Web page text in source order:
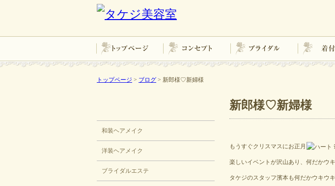
トップページ > ブログ > 新郎様♡新婦様
新郎様♡新婦様
もうすぐクリスマスにお正月
楽しいイベントが沢山あり、何だかウ
タケジのスタッフ濱本も何だかウキウキ
ブライダル
和装ヘアメイク
洋装ヘアメイク
ブライダルエステ